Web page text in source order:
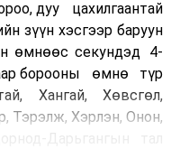
дуу цахилгаантай
зүүн хэсгээр баруун
өмнөөс секундэд 4-
борооны өмнө түр
Хангай, Хөвсгөл,
Тэрэлж, Хэрлэн, Онон,